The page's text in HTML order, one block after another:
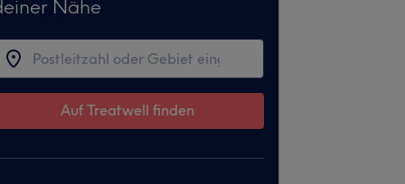
Nähe
Auf Treatwell finden